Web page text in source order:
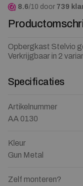
8.6/10 door 739
Opbergkast Stelvio
Verkrijgbaar in 2
Specificaties
Artikelnummer
AA 0130
Kleur
Gun Metal
Zelf monteren?